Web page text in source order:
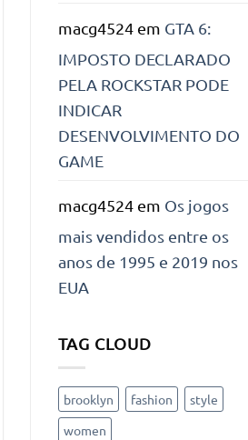
macg4524em GTA 6:
IMPOSTO DECLARADO
PELA ROCKSTAR PODE
INDICAR
DESENVOLVIMENTO DO
GAME
macg4524em Os jogos
mais vendidos entre os
anos de 1995 e 2019 nos
EUA
TAG CLOUD
brooklyn fashion
style
women